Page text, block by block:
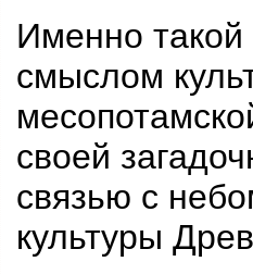
Именно
смыслом
своей
связью с
культуры